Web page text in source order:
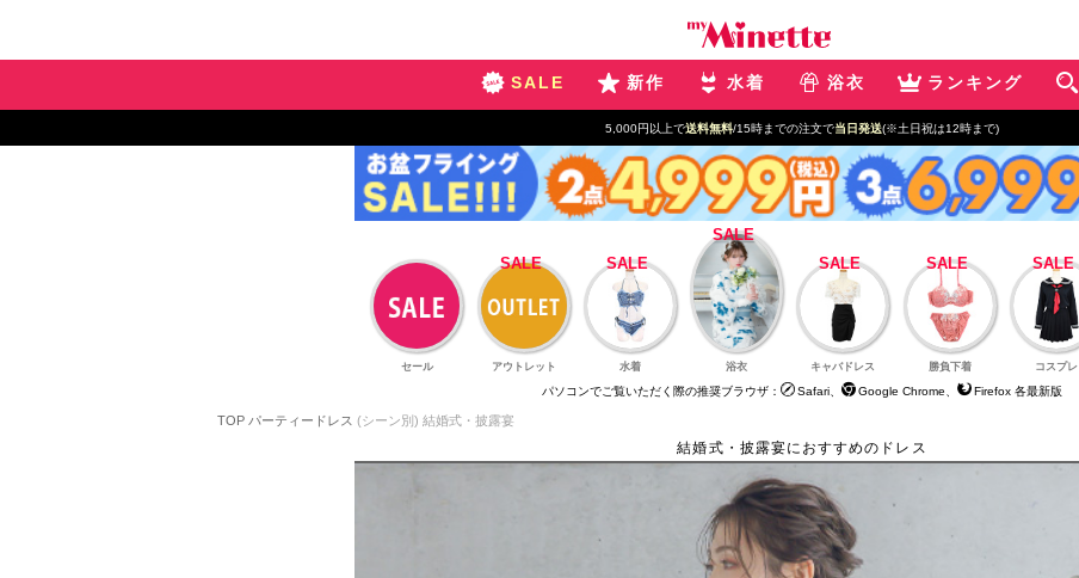
SALE 新作 水着 浴衣 ランキング
5,000円以上で送料無料/15時までの注文で当日発送(※土日祝は12時まで)
セール アウトレット 水着 浴衣 キャバドレス 勝負下着 コスプレ
パソコンでご覧いただく際の推奨ブラウザ： Safari、 Google Chrome、 Firefox 各最新版
TOP パーティードレス (シーン別) 結婚式・披露宴
結婚式・披露宴におすすめのドレス